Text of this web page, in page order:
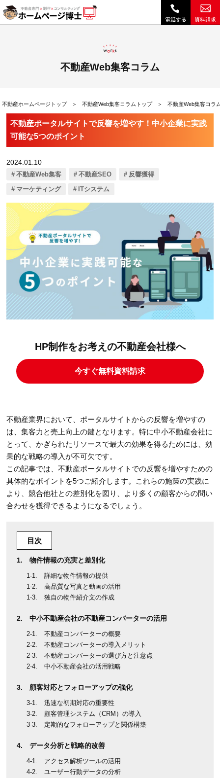
不動産ポータルサイトで反響を増やす！中小企業に実践可能な5つのポイント|不動産Web集客コラム｜不動産ホームページ制作、不動産SEOは博士ドットコム
不動産Web集客コラム
不動産ホームページトップ 不動産Web集客コラムトップ 不動産Web集客コラ
不動産ポータルサイトで反響を増やす！中小企業に実践
可能な5つのポイント
2024.01.10
不動産Web集客 不動産SEO
反響獲得
マーケティング
ITシステム
HP制作をお考えの不動産会社様へ
今すぐ無料資料請求
不動産業界において、ポータルサイトからの反響を増やすの
は、集客力と売上向上の鍵となります。特に中小不動産会社に
とって、かぎられたリソースで最大の効果を得るためには、効
果的な戦略の導入が不可欠です。
この記事では、不動産ポータルサイトでの反響を増やすための
具体的なポイントを5つご紹介します。これらの施策の実践に
より、競合他社との差別化を図り、より多くの顧客からの問い
合わせを獲得できるようになるでしょう。
目次
物件情報の充実と差別化
詳細な物件情報の提供
高品質な写真と動画の活用
独自の物件紹介文の作成
中小不動産会社の不動産コンバーターの活用
不動産コンバーターの概要
不動産コンバーターの導入メリット
不動産コンバーターの選び方と注意点
中小不動産会社の活用戦略
顧客対応とフォローアップの強化
迅速な初期対応の重要性
顧客管理システム（CRM）の導入
定期的なフォローアップと関係構築
データ分析と戦略的改善
アクセス解析ツールの活用
ユーザー行動データの分析